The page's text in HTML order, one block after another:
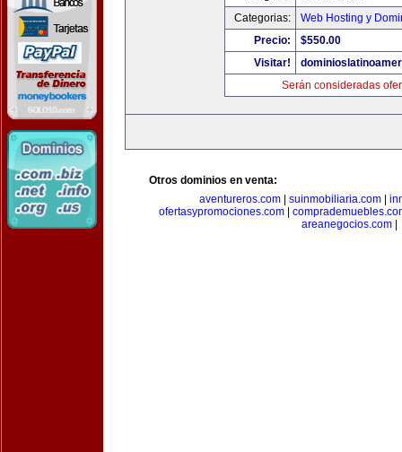
Categorias:
Web Hosting y
Precio:
$550.00
Visitar!
Serán consideradas
Otros dominios en venta:
aventureros.com| suinmobiliaria.com|
ofertasypromociones.com|
areanegocios.com|